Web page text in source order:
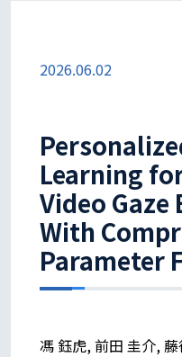
2026.06.02
Learning
Video
With
Parameter
馮 鈺虎, 前田 圭介,